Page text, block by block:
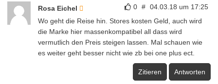
0 # 04.03.18 um 17:25
Rosa Eichel
Wo geht die Reise hin. Stores kosten Geld, auch wird
die Marke hier massenkompatibel all dass wird
vermutlich den Preis steigen lassen. Mal schauen wie
es weiter geht besser nicht wie zb bei one plus ect.
Zitieren Antworten